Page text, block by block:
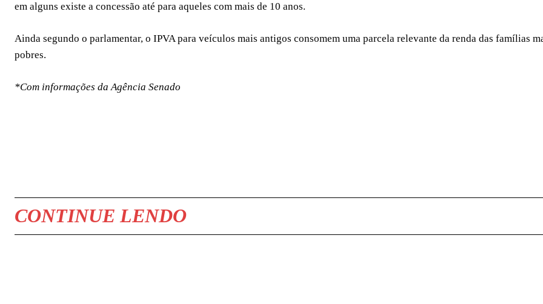
em alguns existe a concessão até para aqueles com mais de 10 anos.
Ainda segundo o parlamentar, o IPVA para veículos mais antigos consomem uma parcela relevante da renda das famílias
pobres.
*Com informações da Agência Senado
CONTINUE LENDO